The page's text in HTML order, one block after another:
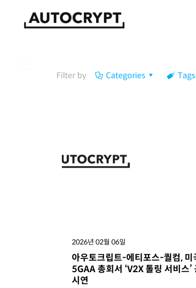
Filter by Categories Tags
2026년 02월 06일
아우토크립트-에티포스-퀄컴, 미
5GAA 총회서 ‘V2X 톨링 서비스’
시연